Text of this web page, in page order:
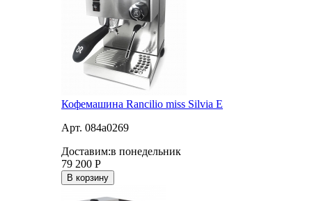
Кофемашина Rancilio miss Silvia E
Арт. 084a0269
Доставим:в понедельник
79 200 Р
В корзину